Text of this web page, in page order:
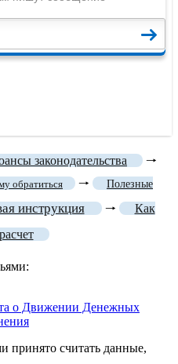
законодательства 🠒
обратиться 🠒 Полезные
инструкция 🠒
Как
о Движении Денежных
считать данные,